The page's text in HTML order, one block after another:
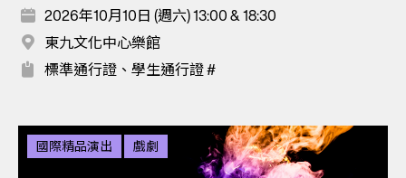
2026年10月10日 (週六) 13:00 & 18:30
東九文化中心樂館
標準通行證、學生通行證 #
國際精品演出 戲劇